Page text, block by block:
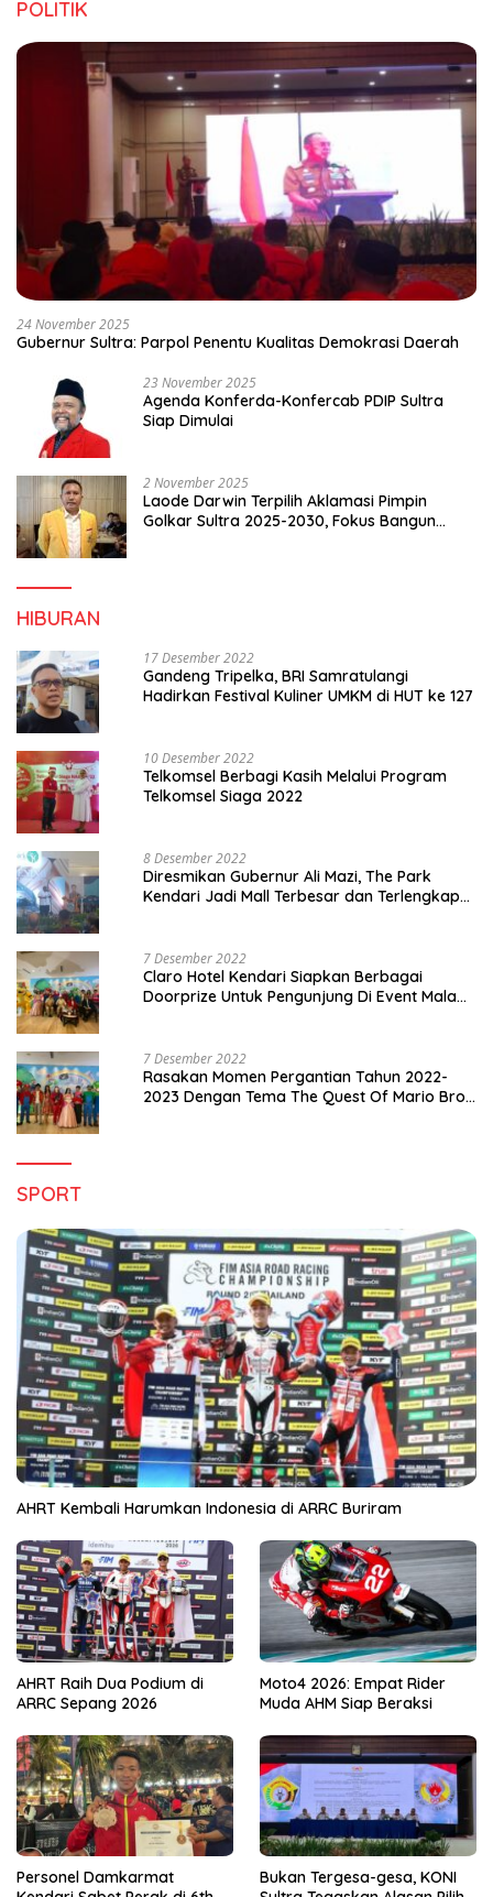
POLITIK
24 November 2025
Gubernur Sultra: Parpol Penentu Kualitas Demokrasi Daerah
23 November 2025
Agenda Konferda-Konfercab PDIP Sultra
Siap Dimulai
2 November 2025
Laode Darwin Terpilih Aklamasi Pimpin
Golkar Sultra 2025-2030, Fokus Bangun
HIBURAN
17 Desember 2022
Gandeng Tripelka, BRI Samratulangi
Hadirkan Festival Kuliner UMKM di HUT ke 127
10 Desember 2022
Telkomsel Berbagi Kasih Melalui Program
Telkomsel Siaga 2022
8 Desember 2022
Diresmikan Gubernur Ali Mazi, The Park
Kendari Jadi Mall Terbesar dan Terlengkap
7 Desember 2022
Claro Hotel Kendari Siapkan Berbagai
Doorprize Untuk Pengunjung Di Event Malam
7 Desember 2022
Rasakan Momen Pergantian Tahun 2022-
2023 Dengan Tema The Quest Of Mario Bros
SPORT
AHRT Kembali Harumkan Indonesia di ARRC Buriram
AHRT Raih Dua Podium di
ARRC Sepang 2026
Moto4 2026: Empat Rider
Muda AHM Siap Beraksi
Personel Damkarmat
Bukan Tergesa-gesa, KONI